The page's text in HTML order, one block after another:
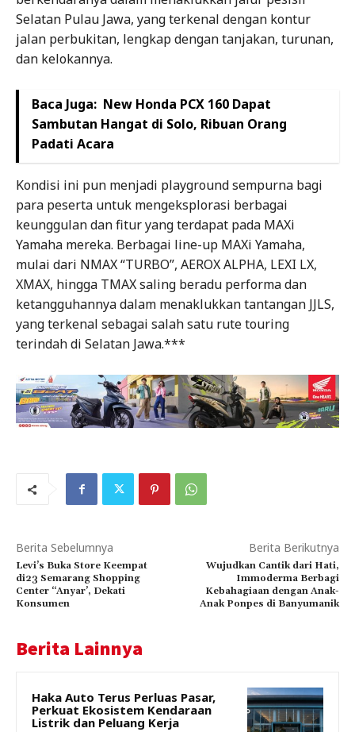
Selatan Pulau Jawa, yang terkenal dengan kontur
jalan perbukitan, lengkap dengan tanjakan, turunan,
dan kelokannya.
Baca Juga: New Honda PCX 160 Dapat
Sambutan Hangat di Solo, Ribuan Orang
Padati Acara
Kondisi ini pun menjadi playground sempurna bagi
para peserta untuk mengeksplorasi berbagai
keunggulan dan fitur yang terdapat pada MAXi
Yamaha mereka. Berbagai line-up MAXi Yamaha,
mulai dari NMAX “TURBO”, AEROX ALPHA, LEXI LX,
XMAX, hingga TMAX saling beradu performa dan
ketangguhannya dalam menaklukkan tantangan JJLS,
yang terkenal sebagai salah satu rute touring
terindah di Selatan Jawa.***
Berita Sebelumnya
Levi’s Buka Store Keempat
di23 Semarang Shopping
Center “Anyar’, Dekati
Konsumen
Berita Berikutnya
Wujudkan Cantik dari Hati,
Immoderma Berbagi
Kebahagiaan dengan Anak-
Anak Ponpes di Banyumanik
Berita Lainnya
Haka Auto Terus Perluas Pasar,
Perkuat Ekosistem Kendaraan
Listrik dan Peluang Kerja